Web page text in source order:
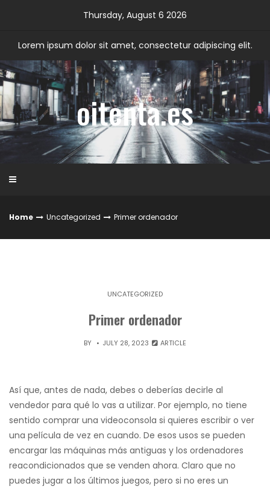
Thursday, August 6 2026
Lorem ipsum dolor sit amet, consectetur adipiscing elit.
oitenta.es
Home Uncategorized Primer ordenador
UNCATEGORIZED
Primer ordenador
BY JULY 28, 2023 ARTICLE
Así que, antes de nada, debes o deberías decirle al
vendedor para qué lo vas a utilizar. Por ejemplo, no tiene
sentido comprar una videoconsola si quieres escribir o ver
una película de vez en cuando. De esos usos se pueden
encargar las máquinas más antiguas y los ordenadores
reacondicionados que se venden ahora. Claro que no
puedes jugar a los últimos juegos, pero si no eres un